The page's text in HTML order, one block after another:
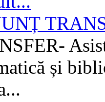
și